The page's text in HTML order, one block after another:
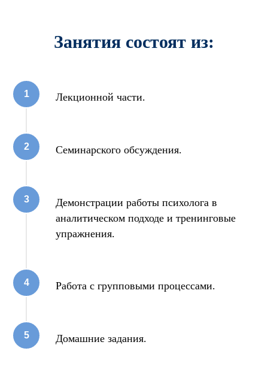
Занятия состоят из:
Лекционной части.
Семинарского обсуждения.
Демонстрации работы психолога в
аналитическом подходе и тренинговые
упражнения.
Работа с групповыми процессами.
Домашние задания.